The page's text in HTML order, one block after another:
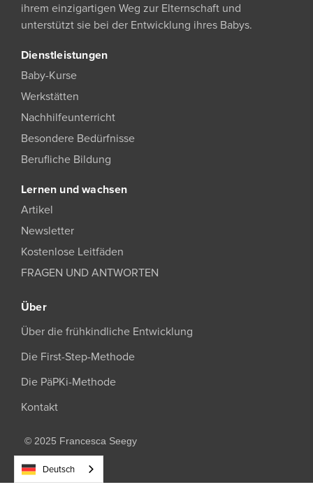
ihrem einzigartigen Weg zur Elternschaft und
unterstützt sie bei der Entwicklung ihres Babys.
Dienstleistungen
Baby-Kurse
Werkstätten
Nachhilfeunterricht
Besondere Bedürfnisse
Berufliche Bildung
Lernen und wachsen
Artikel
Newsletter
Kostenlose Leitfäden
FRAGEN UND ANTWORTEN
Über
Über die frühkindliche Entwicklung
Die First-Step-Methode
Die PäPKi-Methode
Kontakt
© 2025 Francesca Seegy
Deutsch